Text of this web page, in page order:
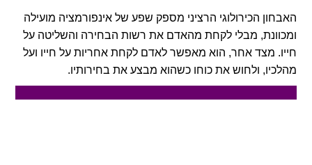
האבחון הכירולוגי הרציני מספק שפע של אינפורמציה מועילה
ומכוונת, מבלי לקחת מהאדם את רשות הבחירה והשליטה על
חייו. מצד אחר, הוא מאפשר לאדם לקחת אחריות על חייו ועל
מהלכיו, ולחוש את כוחו כשהוא מבצע את בחירותיו.